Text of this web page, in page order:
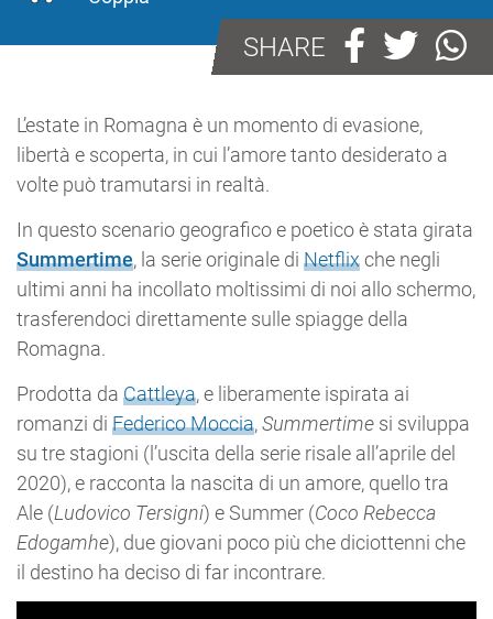
SHARE
L’estate in Romagna è un momento di evasione,
libertà e scoperta, in cui l’amore tanto desiderato a
volte può tramutarsi in realtà.
In questo scenario geografico e poetico è stata girata
Summertime, la serie originale di Netflixche negli
ultimi anni ha incollato moltissimi di noi allo schermo,
trasferendoci direttamente sulle spiagge della
Romagna.
Prodotta da Cattleya, e liberamente ispirata ai
romanzi di Federico Moccia,Summertime si sviluppa
su tre stagioni (l’uscita della serie risale all’aprile del
2020), e racconta la nascita di un amore, quello tra
Ale (Ludovico Tersigni) e Summer (Coco Rebecca
Edogamhe), due giovani poco più che diciottenni che
il destino ha deciso di far incontrare.